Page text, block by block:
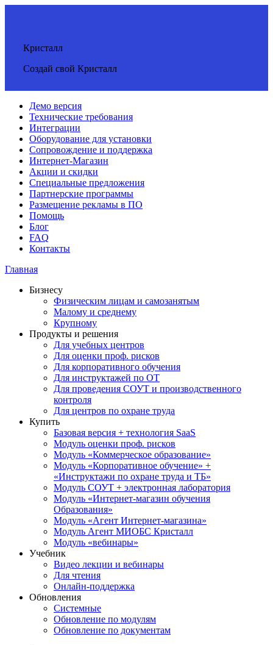
Кристалл
Создай свой Кристалл
Демо версия
Технические требования
Интеграции
Оборудование для установки
Сопровождение и поддержка
Интернет-Магазин
Акции и скидки
Специальные предложения
Партнерские программы
Размещение рекламы в ПО
Помощь
Блог
FAQ
Контакты
Главная
Бизнесу
Физическим лицам и самозанятым
Малому и среднему
Крупному
Продукты и решения
Для учебных центров
Для оценки проф. рисков
Для корпоративного обучения
Для инструктажей по ОТ
Для проведения СОУТ и производственного
контроля
Для центров по охране труда
Купить
Базовая версия + технология SaaS
Модуль оценки проф. рисков
Модуль «Коммерческое образование»
Модуль «Корпоративное обучение» +
«Инструктажи по охране труда и ТБ»
Модуль СОУТ + электронная лаборатория
Модуль «Интернет-магазин обучения
Образования»
Модуль «Агент Интернет-магазина»
Модуль Агент МИОБС Кристалл
Модуль «вебинары»
Учебник
Видео лекции и вебинары
Для чтения
Онлайн-поддержка
Обновления
Системные
Обновление по модулям
Обновление по документам